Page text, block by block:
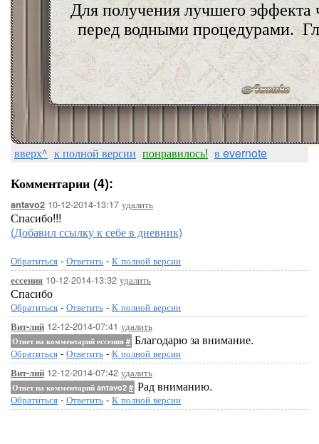
Для получения лучшего эффекта
перед водными процедурами.
вверх^ к полной версии понравилось! в evernote
Комментарии (4):
antavo2 10-12-2014-13:17 удалить
Спасибо!!!
(Добавил ссылку к себе в дневник)
Обратиться - Ответить - К полной версии
ессения 10-12-2014-13:32 удалить
Спасибо
Обратиться - Ответить - К полной версии
Вит-лий 12-12-2014-07:41 удалить
Ответ на комментарий ессения # Благодарю за внимание.
Обратиться - Ответить - К полной версии
Вит-лий 12-12-2014-07:42 удалить
Ответ на комментарий antavo2 # Рад вниманию.
Обратиться - Ответить - К полной версии